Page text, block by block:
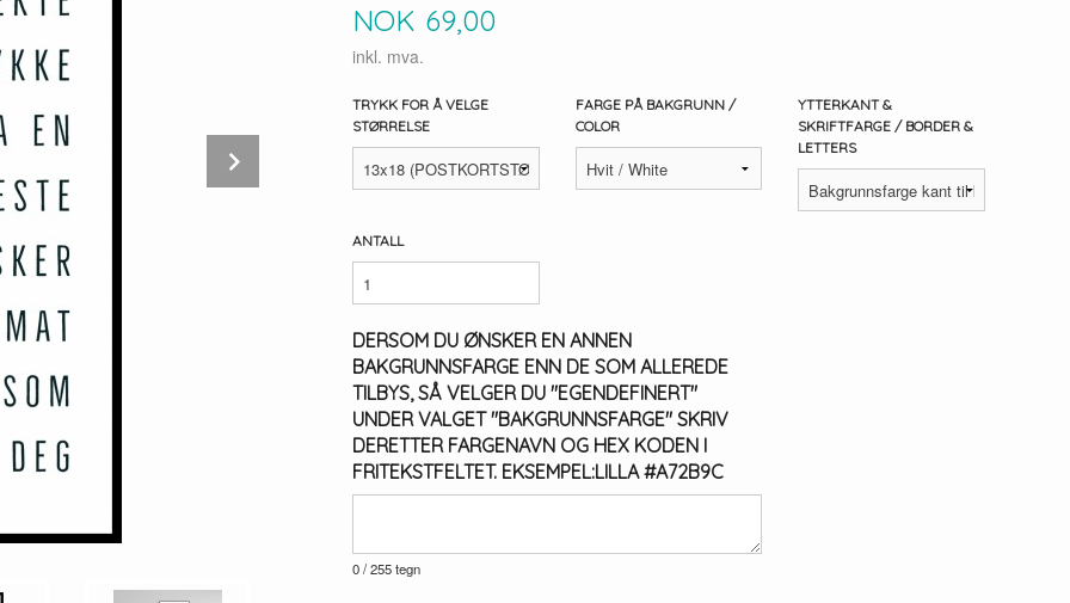
Pris
NOK 69,00
inkl. mva.
TRYKK FOR Å VELGE
STØRRELSE
FARGE PÅ BAKGRUNN /
COLOR
YTTERKANT &
SKRIFTFARGE / BORDER &
LETTERS
ANTALL
DERSOM DU ØNSKER EN ANNEN
BAKGRUNNSFARGE ENN DE SOM ALLEREDE
TILBYS, SÅ VELGER DU "EGENDEFINERT"
UNDER VALGET "BAKGRUNNSFARGE" SKRIV
DERETTER FARGENAVN OG HEX KODEN I
FRITEKSTFELTET. EKSEMPEL:LILLA #A72B9C
0/ 255 tegn